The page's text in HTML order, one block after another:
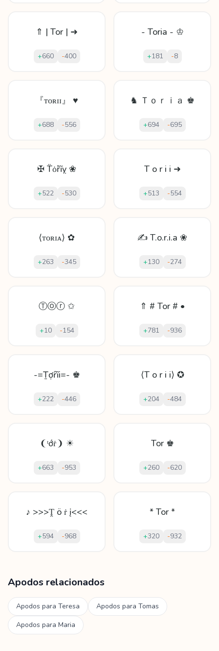
⇑ | Tor | ➜
+660 -400
- Toria - ♔
+181 -8
『ᴛᴏʀɪɪ』 ♥
+688 -556
♞ Ｔｏｒｉａ ♚
+694 -695
✠ T̈ȯȑĩỵ ❀
+522 -530
T o r i i ➜
+513 -554
⟨ᴛᴏʀɪᴀ⟩ ✿
+263 -345
✍ T.o.r.i.a ❀
+130 -274
Ⓣⓞⓡ ✩
+10 -154
⇑ # Tor # •
+781 -936
-=Ṯợȓĩi=- ♚
+222 -446
⟨T o r i i⟩ ✪
+204 -484
❨ᵗớṙ❩ ☀
+663 -953
Tor ♚
+260 -620
♪ >>>Ṱ ö ṙ į<<<
+594 -968
* Tor *
+320 -932
Apodos relacionados
Apodos para Teresa Apodos para Tomas
Apodos para Maria